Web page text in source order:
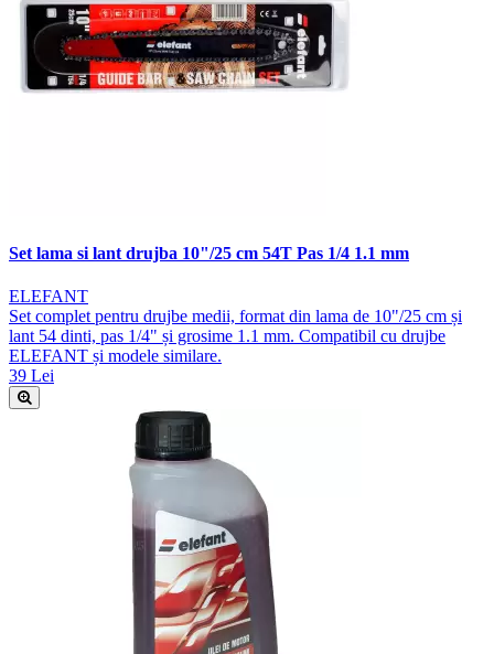
Set lama si lant drujba 10"/25 cm 54T Pas 1/4 1.1 mm
ELEFANT
Set complet pentru drujbe medii, format din lama de 10"/25 cm și
lant 54 dinti, pas 1/4" și grosime 1.1 mm. Compatibil cu drujbe
ELEFANT și modele similare.
39 Lei